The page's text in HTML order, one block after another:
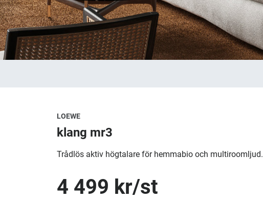
LOEWE
klang mr3
Trådlös aktiv högtalare för hemmabio och multiroomljud.
4 499 kr/st